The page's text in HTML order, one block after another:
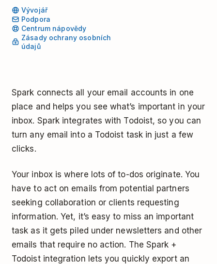
Vývojář
Podpora
Centrum nápovědy
Zásady ochrany osobních
údajů
Spark connects all your email accounts in one
place and helps you see what’s important in your
inbox. Spark integrates with Todoist, so you can
turn any email into a Todoist task in just a few
clicks.
Your inbox is where lots of to-dos originate. You
have to act on emails from potential partners
seeking collaboration or clients requesting
information. Yet, it’s easy to miss an important
task as it gets piled under newsletters and other
emails that require no action. The Spark +
Todoist integration lets you quickly export an